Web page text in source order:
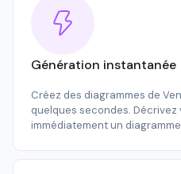
Génération instantanée
Créez des diagrammes de
quelques secondes.
immédiatement un